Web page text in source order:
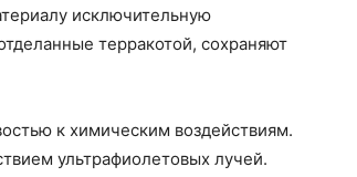
исключительную
терракотой, сохраняют
к химическим воздействиям.
ультрафиолетовых лучей.